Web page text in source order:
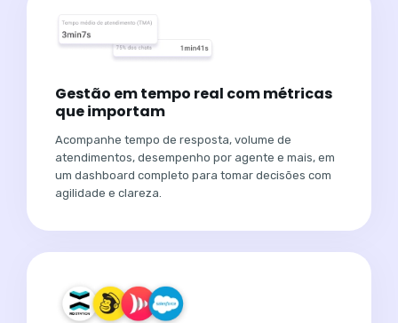
Gestão em tempo real com métricas
que importam
Acompanhe tempo de resposta, volume de
atendimentos, desempenho por agente e mais, em
um dashboard completo para tomar decisões com
agilidade e clareza.